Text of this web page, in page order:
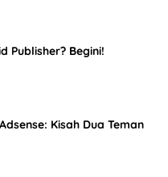
Publisher? Begini!
Kisah Dua Teman